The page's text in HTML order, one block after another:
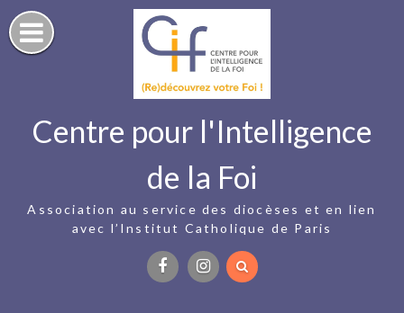
Skip
to
content
Centre pour l'Intelligence
de la Foi
Association au service des diocèses et en lien
avec l’Institut Catholique de Paris